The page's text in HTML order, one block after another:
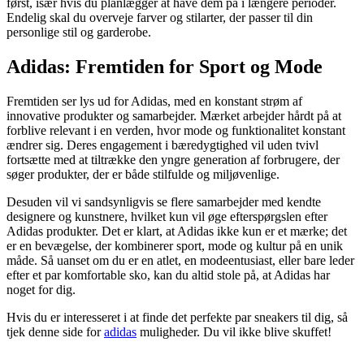
først, især hvis du planlægger at have dem på i længere perioder.
Endelig skal du overveje farver og stilarter, der passer til din
personlige stil og garderobe.
Adidas: Fremtiden for Sport og Mode
Fremtiden ser lys ud for Adidas, med en konstant strøm af
innovative produkter og samarbejder. Mærket arbejder hårdt på at
forblive relevant i en verden, hvor mode og funktionalitet konstant
ændrer sig. Deres engagement i bæredygtighed vil uden tvivl
fortsætte med at tiltrække den yngre generation af forbrugere, der
søger produkter, der er både stilfulde og miljøvenlige.
Desuden vil vi sandsynligvis se flere samarbejder med kendte
designere og kunstnere, hvilket kun vil øge efterspørgslen efter
Adidas produkter. Det er klart, at Adidas ikke kun er et mærke; det
er en bevægelse, der kombinerer sport, mode og kultur på en unik
måde. Så uanset om du er en atlet, en modeentusiast, eller bare leder
efter et par komfortable sko, kan du altid stole på, at Adidas har
noget for dig.
Hvis du er interesseret i at finde det perfekte par sneakers til dig, så
tjek denne side foradidas muligheder. Du vil ikke blive skuffet!